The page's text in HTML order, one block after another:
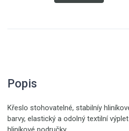
Popis
Křeslo stohovatelné, stabilníy
barvy, elastický a odolný textilní